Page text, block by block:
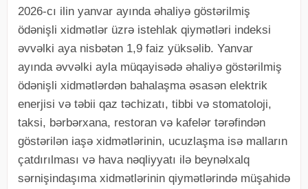
2026-cı ilin yanvar ayında əhaliyə göstərilmiş
ödənişli xidmətlər üzrə istehlak qiymətləri indeksi
əvvəlki aya nisbətən 1,9 faiz yüksəlib. Yanvar
ayında əvvəlki ayla müqayisədə əhaliyə göstərilmiş
ödənişli xidmətlərdən bahalaşma əsasən elektrik
enerjisi və təbii qaz təchizatı, tibbi və stomatoloji,
taksi, bərbərxana, restoran və kafelər tərəfindən
göstərilən iaşə xidmətlərinin, ucuzlaşma isə malların
çatdırılması və hava nəqliyyatı ilə beynəlxalq
sərnişindaşıma xidmətlərinin qiymətlərində müşahidə